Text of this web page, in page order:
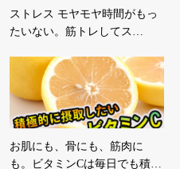
ストレス モヤモヤ時間がもっ
たいない。筋トレしてス…
お肌にも、骨にも、筋肉に
も。ビタミンCは毎日でも積…